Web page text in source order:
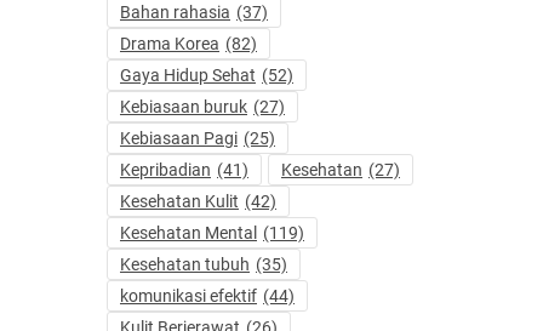
Bahan rahasia (37)
Drama Korea (82)
Gaya Hidup Sehat (52)
Kebiasaan buruk (27)
Kebiasaan Pagi (25)
Kepribadian (41) Kesehatan (27)
Kesehatan Kulit (42)
Kesehatan Mental
(119)
Kesehatan tubuh (35)
komunikasi efektif (44)